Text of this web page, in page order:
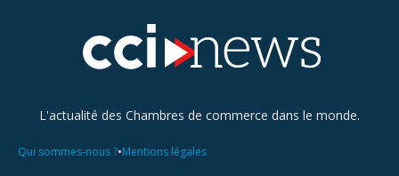
L'actualité des Chambres de commerce dans le monde.
Qui sommes-nous ?•Mentions légales